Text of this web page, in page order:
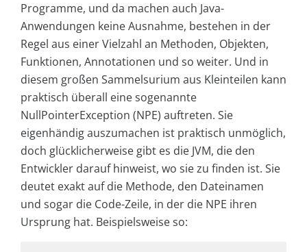
Programme, und da machen auch Java-
Anwendungen keine Ausnahme, bestehen in der
Regel aus einer Vielzahl an Methoden, Objekten,
Funktionen, Annotationen und so weiter. Und in
diesem großen Sammelsurium aus Kleinteilen kann
praktisch überall eine sogenannte
NullPointerException (NPE) auftreten. Sie
eigenhändig auszumachen ist praktisch unmöglich,
doch glücklicherweise gibt es die JVM, die den
Entwickler darauf hinweist, wo sie zu finden ist. Sie
deutet exakt auf die Methode, den Dateinamen
und sogar die Code-Zeile, in der die NPE ihren
Ursprung hat. Beispielsweise so: